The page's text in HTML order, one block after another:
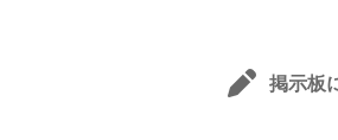
掲示板